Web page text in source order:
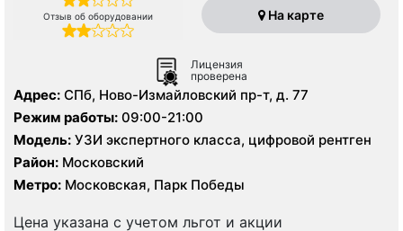
Отзыв об оборудовании На карте
Лицензия
проверена
Адрес: СПб, Ново-Измайловский пр-т, д. 77
Режим работы: 09:00-21:00
Модель: УЗИ экспертного класса, цифровой рентген
Район: Московский
Метро: Московская, Парк Победы
Цена указана с учетом льгот и акции